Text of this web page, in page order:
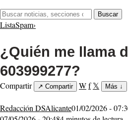
Buscar:
Buscar
ListaSpam›
¿Quién me llama
603999277?
Compartir ↗ Compartir Wf 𝕏 Más ↓
Redacción DSAlicante01/02/2026 -